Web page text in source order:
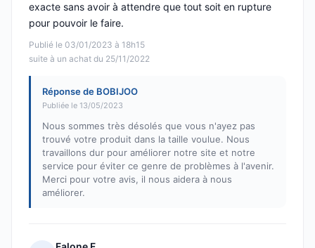
Publié le 03/01/2023 à 18h15
suite à un achat du 25/11/2022
exacte sans avoir à attendre que tout soit en rupture
pour pouvoir le faire.
Réponse de BOBIJOO
Publiée le 13/05/2023
Nous sommes très désolés que vous n'ayez pas
trouvé votre produit dans la taille voulue. Nous
travaillons dur pour améliorer notre site et notre
service pour éviter ce genre de problèmes à l'avenir.
Merci pour votre avis, il nous aidera à nous
améliorer.